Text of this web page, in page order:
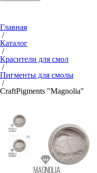
Главная
/
Каталог
/
Красители для смол
/
Пигменты для смолы
/
CraftPigments "Magnolia"